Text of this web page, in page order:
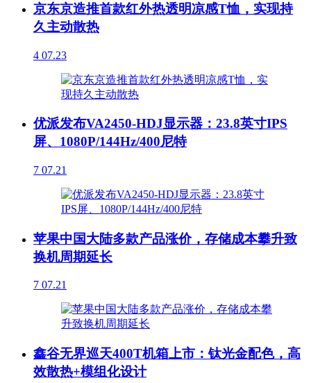
京东京造推首款红外热透明凉感T恤，实现持
久主动散热
4 07.23
优派发布VA2450-HDJ显示器：23.8英寸IPS
屏、1080P/144Hz/400尼特
7 07.21
苹果中国大陆多款产品涨价，存储成本攀升致
换机周期延长
7 07.21
鑫谷无界巡天400T机箱上市：钛光金配色，高
效散热+模组化设计